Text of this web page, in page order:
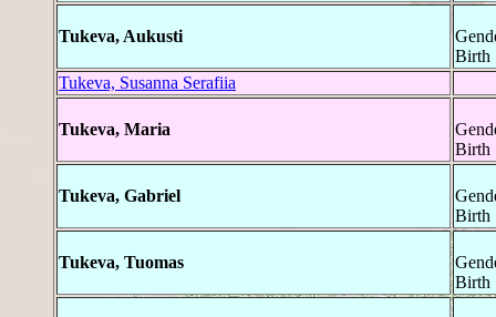
Tukeva, Aukusti
Birth
Tukeva, Susanna Serafiia
Tukeva, Maria
Birth
Tukeva, Gabriel
Birth
Tukeva, Tuomas
Birth